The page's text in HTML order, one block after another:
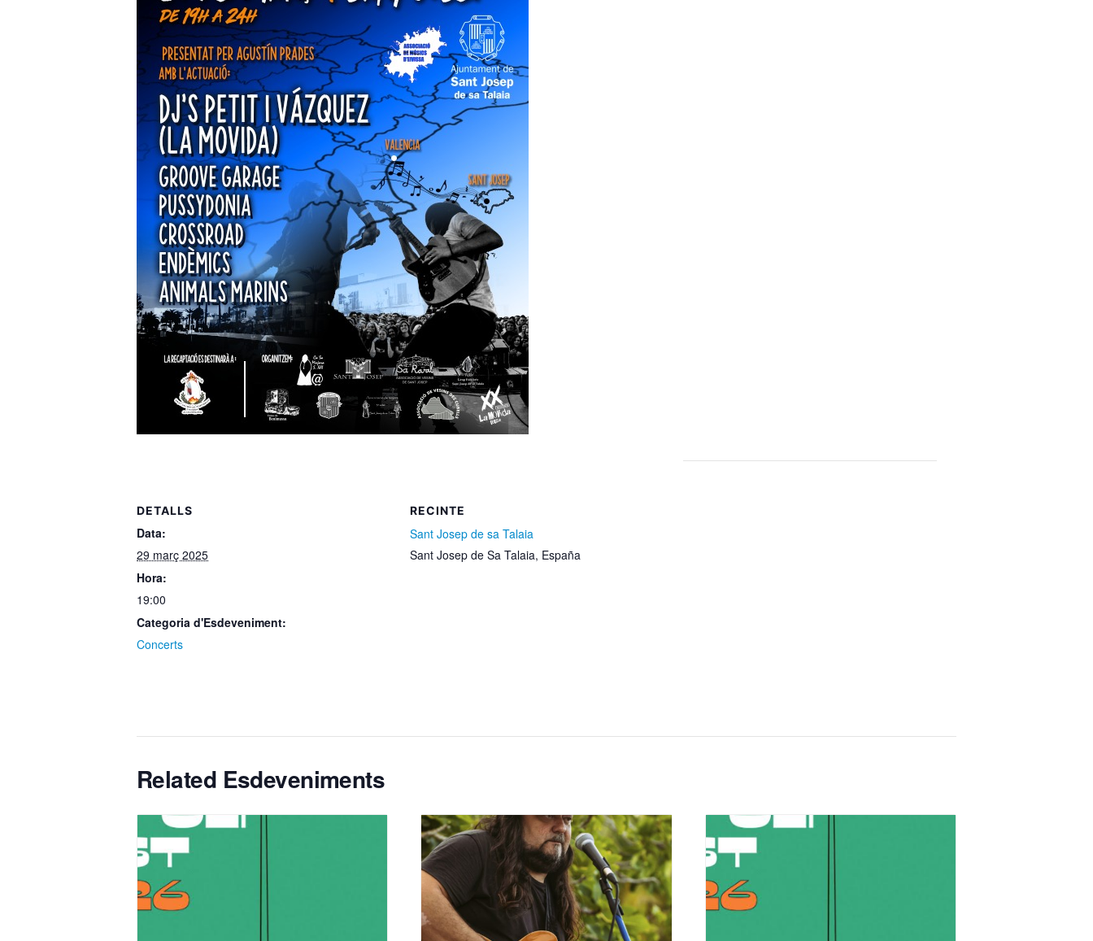
DETALLS
Data:
29 març 2025
Hora:
19:00
Categoria d'Esdeveniment:
Concerts
RECINTE
Sant Josep de sa Talaia
Sant Josep de Sa Talaia, España
Related Esdeveniments